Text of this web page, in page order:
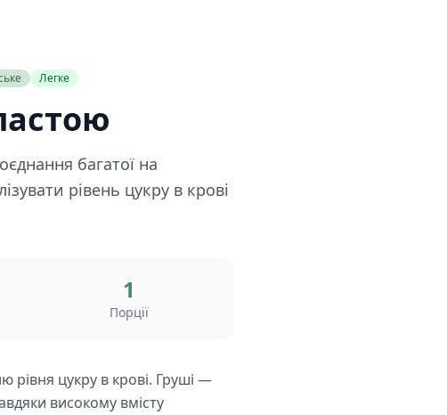
Легке
багатої на
рівень цукру в крові
1
Порції
рівня цукру в крові. Груші —
високому вмісту